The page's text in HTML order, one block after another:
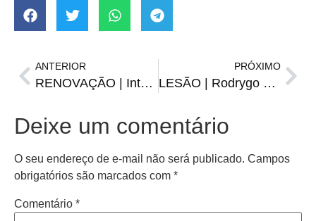
ANTERIOR
RENOVAÇÃO | Inter acerta com Vitinho até 2030
PRÓXIMO
LESÃO | Rodrygo passa por cirurgia no joelho direito
Deixe um comentário
O seu endereço de e-mail não será publicado. Campos
obrigatórios são marcados com *
Comentário *